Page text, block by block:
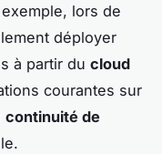
lors de
déployer
à partir du cloud
courantes sur
continuité de